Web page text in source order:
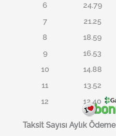
6
24.79
7
21.25
8
18.59
9
16.53
10
14.88
11
13.52
12
12.40
Taksit Sayısı Aylık Ödeme